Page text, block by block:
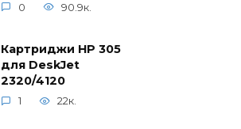
0 90.9к.
Картриджи HP 305
для DeskJet
2320/4120
1 22к.